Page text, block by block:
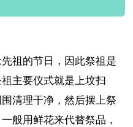
祖的节日，因此祭祖是
主要仪式就是上坟扫
清理干净，然后摆上祭
般用鲜花来代替祭品，